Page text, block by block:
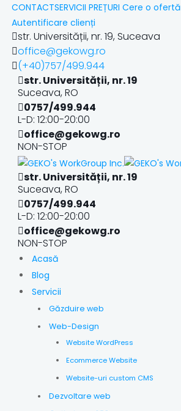
CONTACTSERVICII PREȚURI Cere o ofertă
Autentificare clienți
str. Universității, nr. 19, Suceava
office@gekowg.ro
(+40)757/499.944
str. Universității, nr. 19
Suceava, RO
0757/499.944
L-D: 12:00-20:00
office@gekowg.ro
NON-STOP
str. Universității, nr. 19
Suceava, RO
0757/499.944
L-D: 12:00-20:00
office@gekowg.ro
NON-STOP
Acasă
Blog
Servicii
Găzduire web
Web-Design
Website WordPress
Ecommerce Website
Website-uri custom CMS
Dezvoltare web